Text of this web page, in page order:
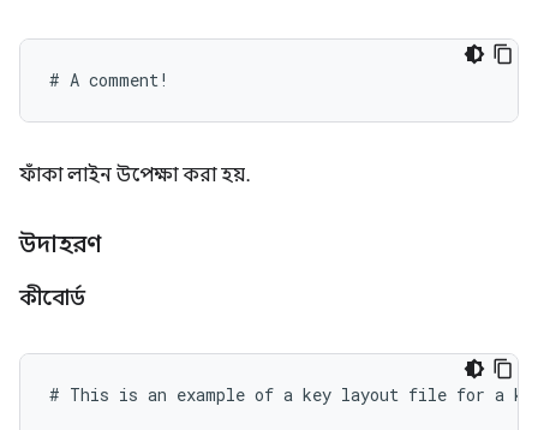
ফাঁকা লাইন উপেক্ষা করা হয়.
উদাহরণ
কীবোর্ড
# This is an example of a key layout file for a